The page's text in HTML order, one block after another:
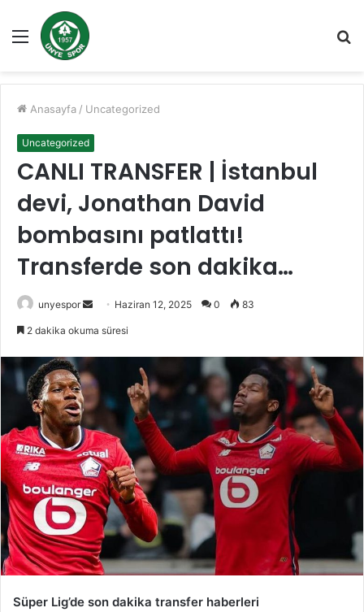
Menü
...
Anasayfa / Uncategorized
Uncategorized
CANLI TRANSFER | İstanbul
devi, Jonathan David
bombasını patlattı!
Transferde son dakika…
unyespor
Bir
göndermek
Haziran 12, 2025 0 83
2 dakika okuma süresi
Süper Lig’de son dakika transfer haberleri